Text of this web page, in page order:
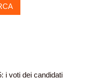
i voti dei candidati